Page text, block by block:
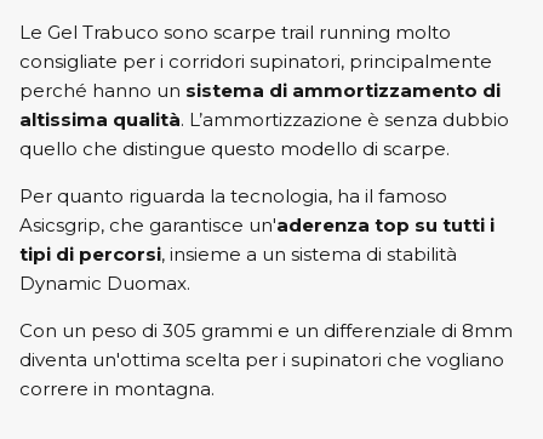
Le Gel Trabuco sono scarpe trail running molto
consigliate per i corridori supinatori, principalmente
perché hanno un sistema di ammortizzamento di
altissima qualità. L’ammortizzazione è senza dubbio
quello che distingue questo modello di scarpe.
Per quanto riguarda la tecnologia, ha il famoso
Asicsgrip, che garantisce un'aderenza top su tutti i
tipi di percorsi, insieme a un sistema di stabilità
Dynamic Duomax.
Con un peso di 305 grammi e un differenziale di 8mm
diventa un'ottima scelta per i supinatori che vogliano
correre in montagna.